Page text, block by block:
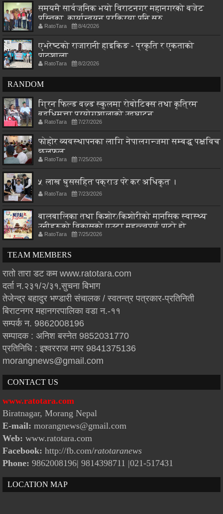
समयमै सार्वजनिक भयो विराटनगर महानगरको बजेट
पुस्तिका, कार्यान्वयन प्रक्रिया पनि सुरु
RatoTara 8/4/2026
एभरेष्टको राजारानी हाइकिङ - प्रकृति र एकताको
पाठशाला
RatoTara 8/2/2026
RANDOM
ग्रिन फिल्ड वल्र्ड स्कुलमा रोबोटिक्स तथा कृत्रिम
बुद्धिमत्ता प्रयोगशालाको उद्घाटन
RatoTara 7/27/2026
फोहोर व्यवस्थापनका लागि नेपालगन्जमा सम्बद्ध पक्षविच
छलफल
RatoTara 7/25/2026
५ लाख घुससहित पक्राउ परे कर अधिकृत ।
RatoTara 7/23/2026
बालबालिका तथा किशोर/किशोरीको मानसिक स्वास्थ्य
उनीहरूको विकासको एउटा महत्त्वपूर्ण पाटो हो
RatoTara 7/25/2026
TEAM MEMBERS
रातो तारा डट कम www.ratotara.com
दर्ता न.२३१/२/३१,सुचना बिभाग
तेजेन्द्र बहादुर भण्डारी संचालक / स्वतन्त्र पत्रकार-प्रतिनिती
बिराटनगर महानगरपालिका वडा न.-११
सम्पर्क न. 9862008196
सम्पादक : अनिश बस्नेत 9852031770
प्रतिनिधि : इश्वरराज मगर 9841375136
morangnews@gmail.com
CONTACT US
www.ratotara.com
Biratnagar, Morang Nepal
E-mail: morangnews@gmail.com
Web: www.ratotara.com
Facebook: http://fb.com/ratotaranews
Phone: 9862008196| 9814398711 |021-517431
LOCATION MAP